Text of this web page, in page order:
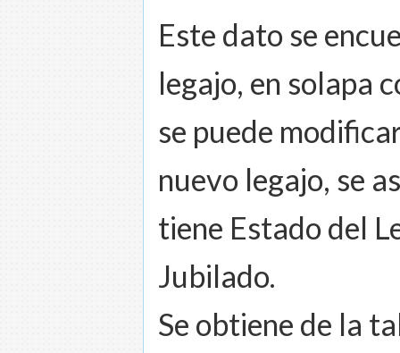
Este dato se
legajo, en solapa
se puede
nuevo legajo, se
tiene Estado del
Jubilado.
Se obtiene de la